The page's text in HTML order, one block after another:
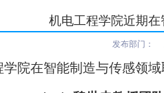
机电工程学院近期
发布部门：
院在智能制造与传感领